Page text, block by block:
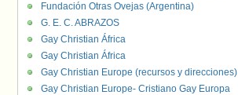
Fundación Otras Ovejas (Argentina)
G. E. C. ABRAZOS
Gay Christian África
Gay Christian África
Gay Christian Europe (recursos y direcciones)
Gay Christian Europe- Cristiano Gay Europa